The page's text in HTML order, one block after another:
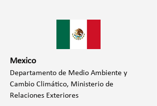
Mexico
Departamento de Medio Ambiente y
Cambio Climático, Ministerio de
Relaciones Exteriores